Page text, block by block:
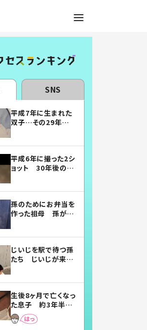
SNS
平成7年に生まれた
双子…その29年後
平成6年に撮った2シ
ョット 30年後の姿
孫のためにお弁当を
作った祖母 孫が絶
じいじを駅で待つ孫
たち じいじが来た
まらない」「幸せにな
れる」
生後8ヶ月で亡くなっ
た息子 約3年半
後、当時の妻の日記
に書いてあった本音